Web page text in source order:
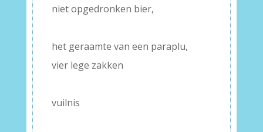
niet opgedronken bier,
het geraamte van een paraplu,
vier lege zakken
vuilnis